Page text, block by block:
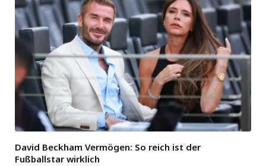
David Beckham Vermögen: So reich ist der
Fußballstar wirklich